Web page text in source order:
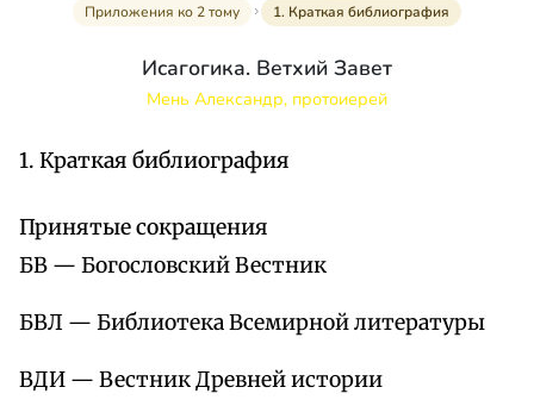
Приложения ко 2 тому
1. Краткая библиография
Исагогика. Ветхий Завет
Мень Александр, протоиерей
1. Краткая библиография
Принятые сокращения
БВ — Богословский Вестник
БВЛ — Библиотека Всемирной литературы
ВДИ — Вестник Древней истории